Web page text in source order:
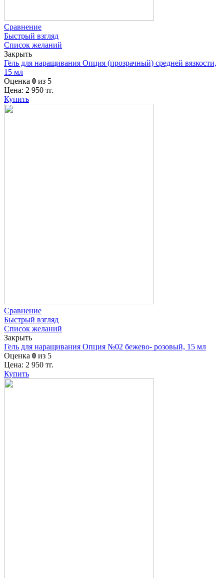
Сравнение
Быстрый взгляд
Список желаний
Закрыть
Гель для наращивания Опция (прозрачный) средней вязкости,
15 мл
Оценка 0 из 5
Цена: 2 950 тг.
Купить
Сравнение
Быстрый взгляд
Список желаний
Закрыть
Гель для наращивания Опция №02 бежево- розовый, 15 мл
Оценка 0 из 5
Цена: 2 950 тг.
Купить